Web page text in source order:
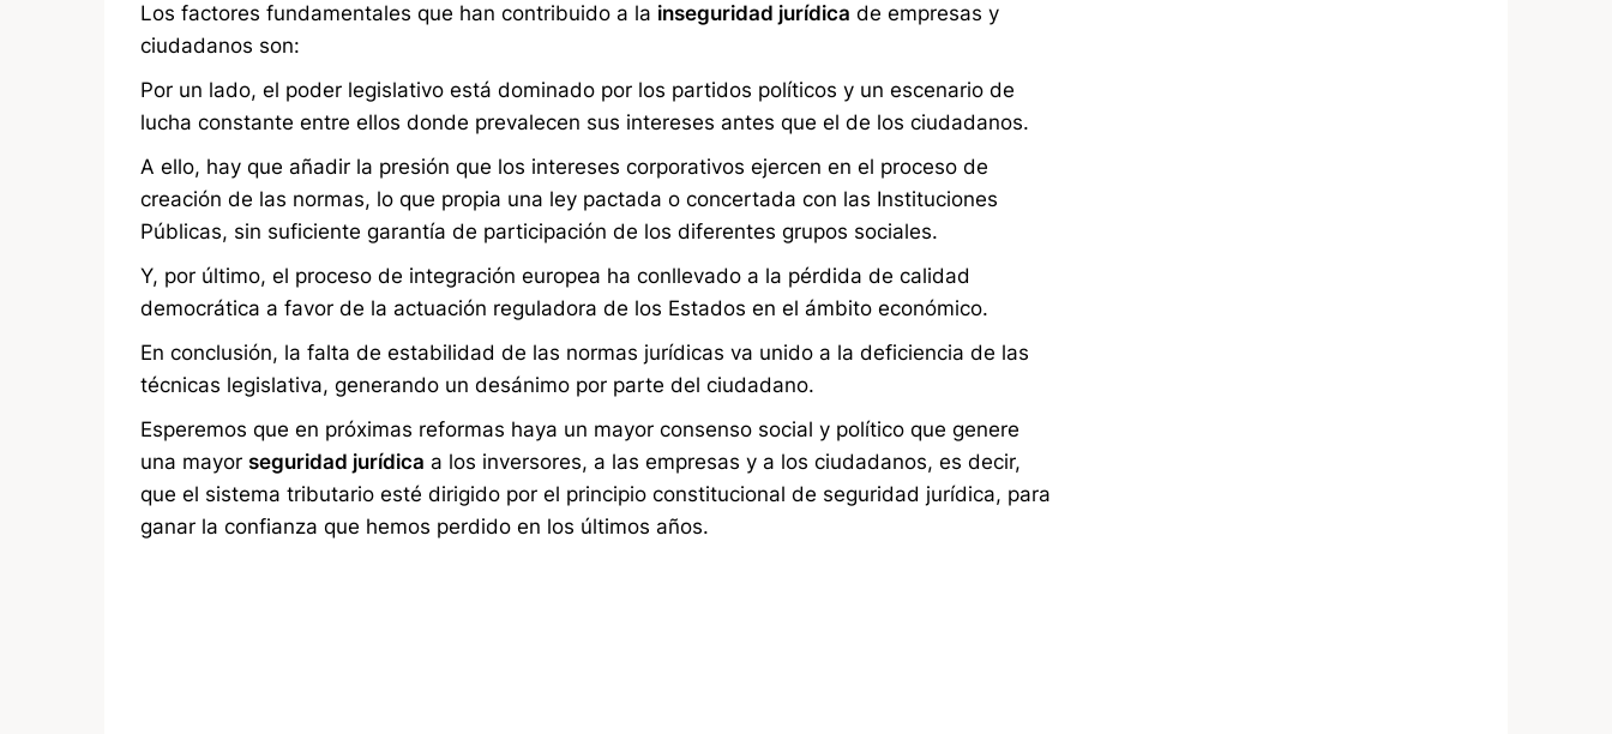
Los factores fundamentales que han contribuido a la inseguridad jurídica de empresas y
ciudadanos son:
Por un lado, el poder legislativo está dominado por los partidos políticos y un escenario de
lucha constante entre ellos donde prevalecen sus intereses antes que el de los ciudadanos.
A ello, hay que añadir la presión que los intereses corporativos ejercen en el proceso de
creación de las normas, lo que propia una ley pactada o concertada con las Instituciones
Públicas, sin suficiente garantía de participación de los diferentes grupos sociales.
Y, por último, el proceso de integración europea ha conllevado a la pérdida de calidad
democrática a favor de la actuación reguladora de los Estados en el ámbito económico.
En conclusión, la falta de estabilidad de las normas jurídicas va unido a la deficiencia de las
técnicas legislativa, generando un desánimo por parte del ciudadano.
Esperemos que en próximas reformas haya un mayor consenso social y político que genere
una mayor seguridad jurídica a los inversores, a las empresas y a los ciudadanos, es decir,
que el sistema tributario esté dirigido por el principio constitucional de seguridad jurídica, para
ganar la confianza que hemos perdido en los últimos años.